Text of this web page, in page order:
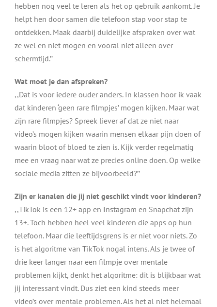
hebben nog veel te leren als het op gebruik aankomt. Je
helpt hen door samen die telefoon stap voor stap te
ontdekken. Maak daarbij duidelijke afspraken over wat
ze wel en niet mogen en vooral niet alleen over
schermtijd.’’
Wat moet je dan afspreken?
,,Dat is voor iedere ouder anders. In klassen hoor ik vaak
dat kinderen ‘geen rare filmpjes’ mogen kijken. Maar wat
zijn rare filmpjes? Spreek liever af dat ze niet naar
video’s mogen kijken waarin mensen elkaar pijn doen of
waarin bloot of bloed te zien is. Kijk verder regelmatig
mee en vraag naar wat ze precies online doen. Op welke
sociale media zitten ze bijvoorbeeld?’’
Zijn er kanalen die jij niet geschikt vindt voor kinderen?
,,TikTok is een 12+ app en Instagram en Snapchat zijn
13+. Toch hebben heel veel kinderen die apps op hun
telefoon. Maar die leeftijdsgrens is er niet voor niets. Zo
is het algoritme van TikTok nogal intens. Als je twee of
drie keer langer naar een filmpje over mentale
problemen kijkt, denkt het algoritme: dit is blijkbaar wat
jij interessant vindt. Dus ziet een kind steeds meer
video’s over mentale problemen. Als het al niet helemaal